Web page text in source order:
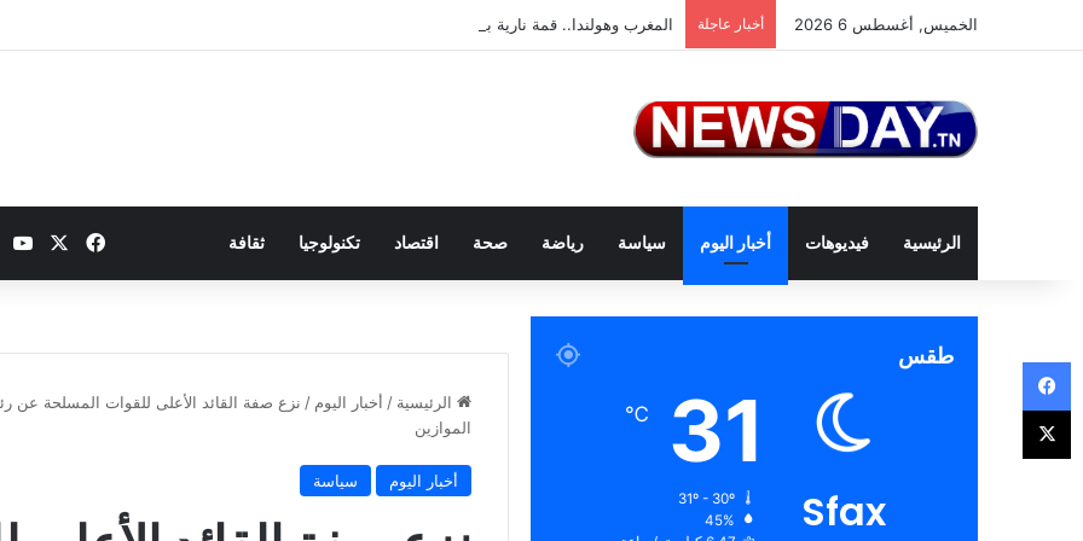
الخميس, أغسطس 6 2026 أخبار عاجلة المغرب وهولندا.. قمة نارية بطموح التأهل إلى ثمن النهائي
الرئيسية فيديوهات أخبار اليوم سياسة رياضة صحة اقتصاد تكنولوجيا ثقافة فيسبوك
الرئيسية / أخبار اليوم / نزع صفة القائد الأعلى للقوات المسلحة عن
الموازين
أخبار اليوم سياسة
طقس
Sfax
31
℃
45%
فيسبوك
‫X